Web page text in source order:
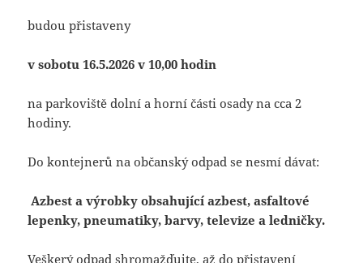
budou přistaveny
v sobotu 16.5.2026 v 10,00 hodin
na parkoviště dolní a horní části osady na cca 2
hodiny.
Do kontejnerů na občanský odpad se nesmí dávat:
Azbest a výrobky obsahující azbest, asfaltové
lepenky, pneumatiky, barvy, televize a ledničky.
Veškerý odpad shromažďujte, až do přistavení